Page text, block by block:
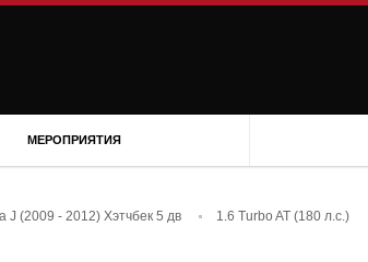
МЕРОПРИЯТИЯ
J (2009 - 2012) Хэтчбек 5 дв 1.6 Turbo AT (180 л.с.)